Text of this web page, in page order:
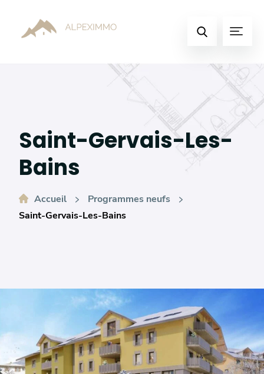
une
recherche
Saint-Gervais-Les-
Bains
Accueil
Programmes neufs
Saint-Gervais-Les-Bains